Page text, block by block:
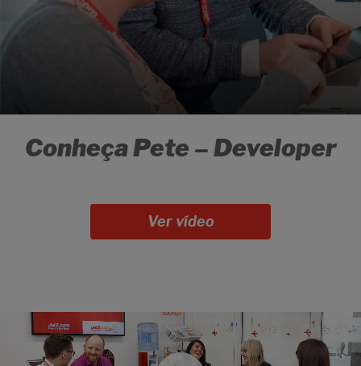
Conheça Pete – Developer
Ver vídeo